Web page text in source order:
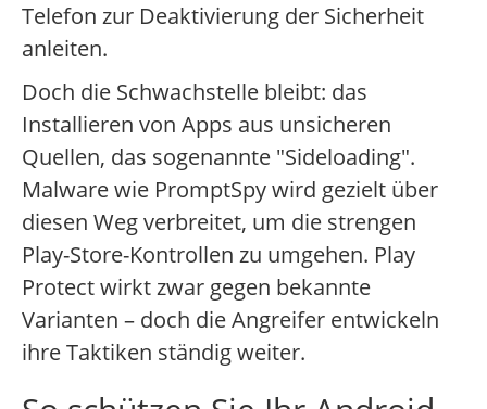
Telefon zur Deaktivierung der Sicherheit
anleiten.
Doch die Schwachstelle bleibt: das
Installieren von Apps aus unsicheren
Quellen, das sogenannte "Sideloading".
Malware wie PromptSpy wird gezielt über
diesen Weg verbreitet, um die strengen
Play-Store-Kontrollen zu umgehen. Play
Protect wirkt zwar gegen bekannte
Varianten – doch die Angreifer entwickeln
ihre Taktiken ständig weiter.